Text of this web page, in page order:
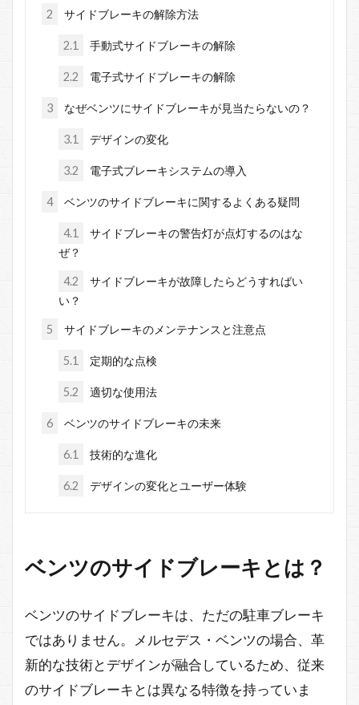
2 サイドブレーキの解除方法
2.1 手動式サイドブレーキの解除
2.2 電子式サイドブレーキの解除
3 なぜベンツにサイドブレーキが見当たらないの？
3.1 デザインの変化
3.2 電子式ブレーキシステムの導入
4 ベンツのサイドブレーキに関するよくある疑問
4.1
サイドブレーキの警告灯が点灯するのはな
ぜ？
4.2
サイドブレーキが故障したらどうすればい
い？
5 サイドブレーキのメンテナンスと注意点
5.1 定期的な点検
5.2 適切な使用法
6 ベンツのサイドブレーキの未来
6.1 技術的な進化
6.2 デザインの変化とユーザー体験
ベンツのサイドブレーキとは？
ベンツのサイドブレーキは、ただの駐車ブレーキ
ではありません。メルセデス・ベンツの場合、革
新的な技術とデザインが融合しているため、従来
のサイドブレーキとは異なる特徴を持っていま